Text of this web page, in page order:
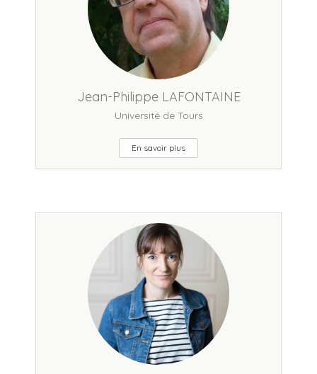
Jean-Philippe LAFONTAINE
Université de Tours
En savoir plus